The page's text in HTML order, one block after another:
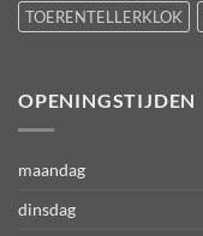
TOERENTELLERKLOK
OPENINGSTIJDEN
maandag
dinsdag